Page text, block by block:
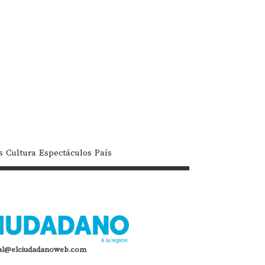
Cultura Espectáculos País